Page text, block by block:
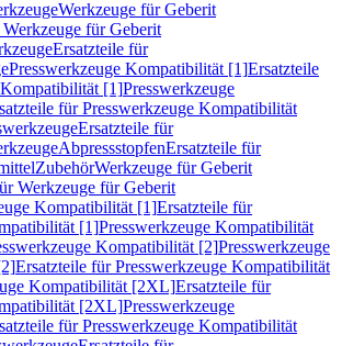
Werkzeuge für Geberit
für Geberit
Ersatzteile für
Presswerkzeuge Kompatibilität [1]Ersatzteile
[1]Presswerkzeuge
für Presswerkzeuge Kompatibilität
Ersatzteile für
AbpressstopfenErsatzteile für
ZubehörWerkzeuge für Geberit
Werkzeuge für Geberit
Kompatibilität [1]Ersatzteile für
[1]Presswerkzeuge Kompatibilität
Kompatibilität [2]Presswerkzeuge
Ersatzteile für Presswerkzeuge Kompatibilität
Kompatibilität [2XL]Ersatzteile für
[2XL]Presswerkzeuge
für Presswerkzeuge Kompatibilität